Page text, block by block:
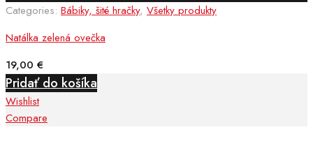
Categories: Bábiky, šité hračky, Všetky produkty
Natálka zelená ovečka
19,00 €
Pridať do košíka
Wishlist
Compare